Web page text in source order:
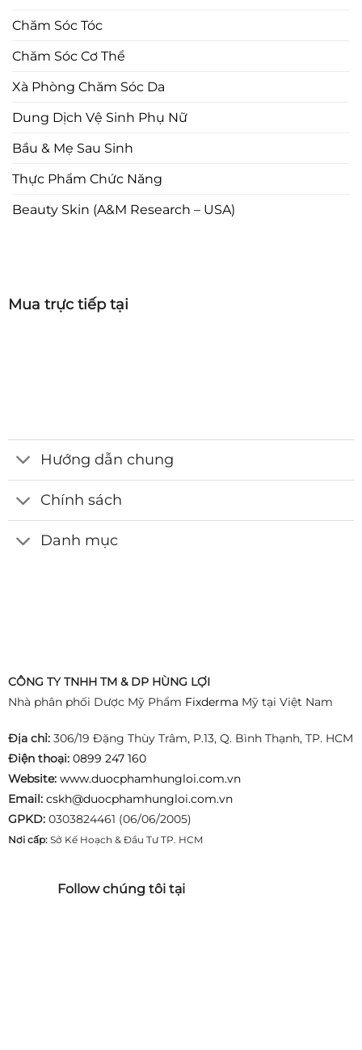
Chăm Sóc Tóc
Chăm Sóc Cơ Thể
Xà Phòng Chăm Sóc Da
Dung Dịch Vệ Sinh Phụ Nữ
Bầu & Mẹ Sau Sinh
Thực Phẩm Chức Năng
Beauty Skin (A&M Research – USA)
Mua trực tiếp tại
Hướng dẫn chung
Chính sách
Danh mục
CÔNG TY TNHH TM & DP HÙNG LỢI
Nhà phân phối Dược Mỹ Phẩm Fixderma Mỹ tại Việt Nam
Địa chỉ:306/19 Đặng Thùy Trâm, P.13, Q. Bình Thạnh, TP. HCM
Điện thoại: 0899 247 160
Website: www.duocphamhungloi.com.vn
Email: cskh@duocphamhungloi.com.vn
GPKD:0303824461 (06/06/2005)
Nơi cấp:Sở Kế Hoạch & Đầu Tư TP. HCM
Follow chúng tôi tại